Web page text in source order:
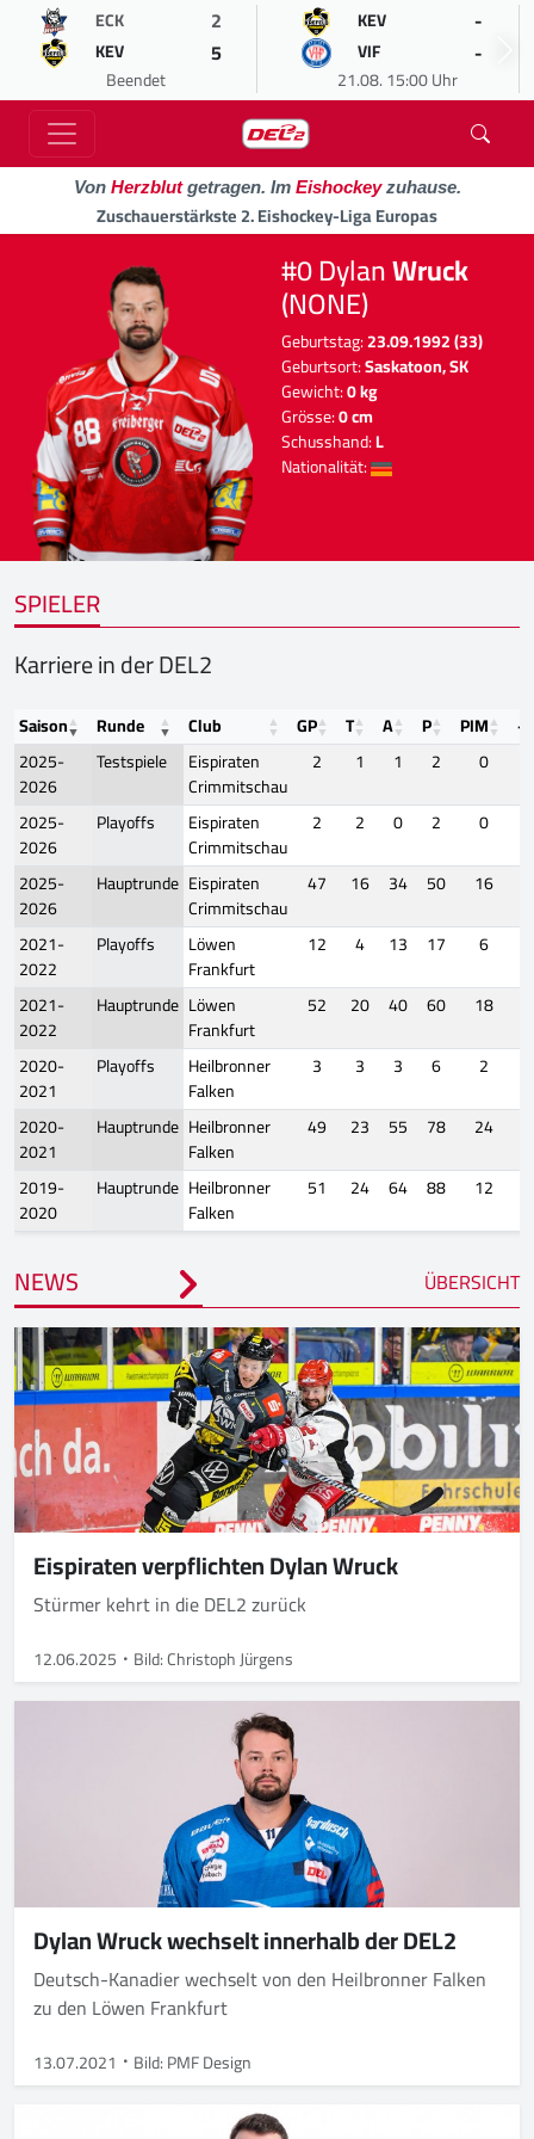
ECK 2
KEV 5
Beendet
KEV -
VIF -
21.08. 15:00 Uhr
Von Herzblutgetragen. Im Eishockeyzuhause.
Zuschauerstärkste 2. Eishockey-Liga Europas
#0 DylanWruck
(NONE)
Geburtstag:23.09.1992 (33)
Geburtsort:Saskatoon, SK
Gewicht:0 kg
Grösse:0 cm
Schusshand:L
Nationalität:
SPIELER
Karriere in der DEL2
Saison Runde Club GP T A P PIM
2025-
2026
Testspiele
Eispiraten
Crimmitschau
2 1 1 2
0
2025-
2026
Playoffs
Eispiraten
Crimmitschau
2 2 0 2 0
2025-
2026
Hauptrunde Eispiraten
Crimmitschau
47 16 34 50
16
2021-
2022
Playoffs
Löwen
Frankfurt
12 4 13 17 6
2021-
2022
Hauptrunde Löwen
Frankfurt
52 20 40 60 18
2020-
2021
Playoffs
Heilbronner
Falken
3 3 3 6 2
2020-
2021
Hauptrunde Heilbronner
Falken
49 23 55 78 24
2019-
2020
Hauptrunde Heilbronner
Falken
51 24 64 88 12
NEWS ÜBERSICHT
Eispiraten verpflichten Dylan Wruck
Stürmer kehrt in die DEL2 zurück
12.06.2025 Bild: Christoph Jürgens
Dylan Wruck wechselt innerhalb der DEL2
Deutsch-Kanadier wechselt von den Heilbronner Falken
zu den Löwen Frankfurt
13.07.2021 Bild: PMF Design